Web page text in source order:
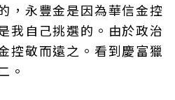
，永豐金是因為華信金控
我自己挑選的。由於政治
控敬而遠之。看到慶富獵
。